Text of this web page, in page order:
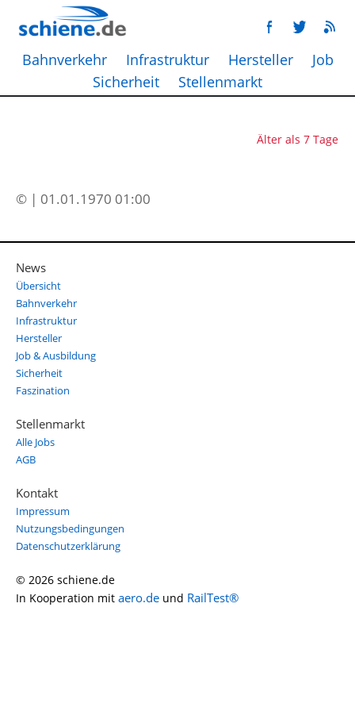
Bahnverkehr Infrastruktur Hersteller
Job
Sicherheit
Stellenmarkt
Älter als 7 Tage
© | 01.01.1970 01:00
News
Übersicht
Bahnverkehr
Infrastruktur
Hersteller
Job & Ausbildung
Sicherheit
Faszination
Stellenmarkt
Alle Jobs
AGB
Kontakt
Impressum
Nutzungsbedingungen
Datenschutzerklärung
© 2026 schiene.de
In Kooperation mit aero.de und RailTest®